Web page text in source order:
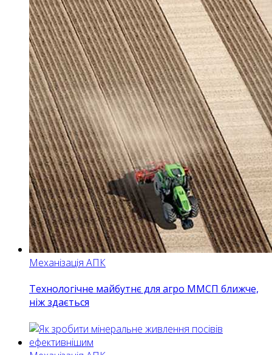
Механізація АПК
Технологічне майбутнє для агро ММСП ближче,
ніж здається